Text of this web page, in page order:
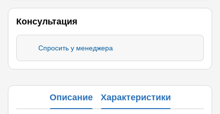
Консультация
Спросить у менеджера
Описание Характеристики